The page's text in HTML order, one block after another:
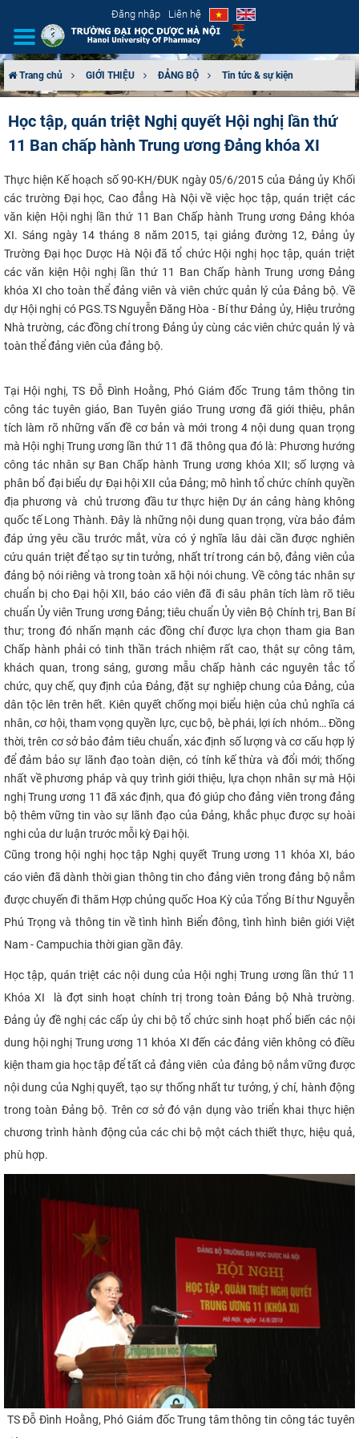
Đăng nhập Liên hệ
CƠ CẤU TỔ CHỨC
TUYỂN SINH
ĐÀO TẠO
ĐẢM BẢO CHẤT LƯỢNG
KHOA HỌC CÔNG NGHỆ
HTQT
CỰU NGƯỜI HỌC
Trang chủ GIỚI THIỆU ĐẢNG BỘ Tin tức & sự kiện
Học tập, quán triệt Nghị quyết Hội nghị lần thứ
11 Ban chấp hành Trung ương Đảng khóa XI
Thực hiện Kế hoạch số 90-KH/ĐUK ngày 05/6/2015 của Đảng ủy Khối
các trường Đại học, Cao đẳng Hà Nội về việc học tập, quán triệt các
văn kiện Hội nghị lần thứ 11 Ban Chấp hành Trung ương Đảng khóa
XI. Sáng ngày 14 tháng 8 năm 2015, tại giảng đường 12, Đảng ủy
Trường Đại học Dược Hà Nội đã tổ chức Hội nghị học tập, quán triệt
các văn kiện Hội nghị lần thứ 11 Ban Chấp hành Trung ương Đảng
khóa XI cho toàn thể đảng viên và viên chức quản lý của Đảng bộ. Về
dự Hội nghị có PGS.TS Nguyễn Đăng Hòa - Bí thư Đảng ủy, Hiệu trưởng
Nhà trường, các đồng chí trong Đảng ủy cùng các viên chức quản lý và
toàn thể đảng viên của đảng bộ.
Tại Hội nghị, TS Đỗ Đình Hoằng, Phó Giám đốc Trung tâm thông tin
công tác tuyên giáo, Ban Tuyên giáo Trung ương đã giới thiệu, phân
tích làm rõ những vấn đề cơ bản và mới trong 4 nội dung quan trọng
mà Hội nghị Trung ương lần thứ 11 đã thông qua đó là: Phương hướng
công tác nhân sự Ban Chấp hành Trung ương khóa XII; số lượng và
phân bổ đại biểu dự Đại hội XII của Đảng; mô hình tổ chức chính quyền
địa phương và chủ trương đầu tư thực hiện Dự án cảng hàng không
quốc tế Long Thành.Đây là những nội dung quan trọng, vừa bảo đảm
đáp ứng yêu cầu trước mắt, vừa có ý nghĩa lâu dài cần được nghiên
cứu quán triệt để tạo sự tin tưởng, nhất trí trong cán bộ, đảng viên của
đảng bộ nói riêng và trong toàn xã hội nói chung. Về công tác nhân sự
chuẩn bị cho Đại hội XII, báo cáo viên đã đi sâu phân tích làm rõ tiêu
chuẩn Ủy viên Trung ương Đảng; tiêu chuẩn Ủy viên Bộ Chính trị, Ban Bí
thư; trong đó nhấn mạnh các đồng chí được lựa chọn tham gia Ban
Chấp hành phải có tinh thần trách nhiệm rất cao, thật sự công tâm,
khách quan, trong sáng, gương mẫu chấp hành các nguyên tắc tổ
chức, quy chế, quy định của Đảng, đặt sự nghiệp chung của Đảng, của
dân tộc lên trên hết. Kiên quyết chống mọi biểu hiện của chủ nghĩa cá
nhân, cơ hội, tham vọng quyền lực, cục bộ, bè phái, lợi ích nhóm… Đồng
thời, trên cơ sở bảo đảm tiêu chuẩn, xác định số lượng và cơ cấu hợp lý
để đảm bảo sự lãnh đạo toàn diện, có tính kế thừa và đổi mới; thống
nhất về phương pháp và quy trình giới thiệu, lựa chọn nhân sự mà Hội
nghị Trung ương 11 đã xác định, qua đó giúp cho đảng viên trong đảng
bộ thêm vững tin vào sự lãnh đạo của Đảng, khắc phục được sự hoài
nghi của dư luận trước mỗi kỳ Đại hội.
Cũng trong hội nghị học tập Nghị quyết Trung ương 11 khóa XI, báo
cáo viên đã dành thời gian thông tin cho đảng viên trong đảng bộ nắm
được chuyến đi thăm Hợp chủng quốc Hoa Kỳ của Tổng Bí thư Nguyễn
Phú Trọng và thông tin về tình hình Biển đông, tình hình biên giới Việt
Nam - Campuchia thời gian gần đây.
Học tập, quán triệt các nội dung của Hội nghị Trung ương lần thứ 11
Khóa XI là đợt sinh hoạt chính trị trong toàn Đảng bộ Nhà trường.
Đảng ủy đề nghị các cấp ủy chi bộ tổ chức sinh hoạt phổ biến các nội
dung hội nghị Trung ương 11 khóa XI đến các đảng viên không có điều
kiện tham gia học tập để tất cả đảng viên của đảng bộ nắm vững được
nội dung của Nghị quyết, tạo sự thống nhất tư tưởng, ý chí, hành động
trong toàn Đảng bộ. Trên cơ sở đó vận dụng vào triển khai thực hiện
chương trình hành động của các chi bộ một cách thiết thực, hiệu quả,
phù hợp.
TS Đỗ Đình Hoằng, Phó Giám đốc Trung tâm thông tin công tác tuyên